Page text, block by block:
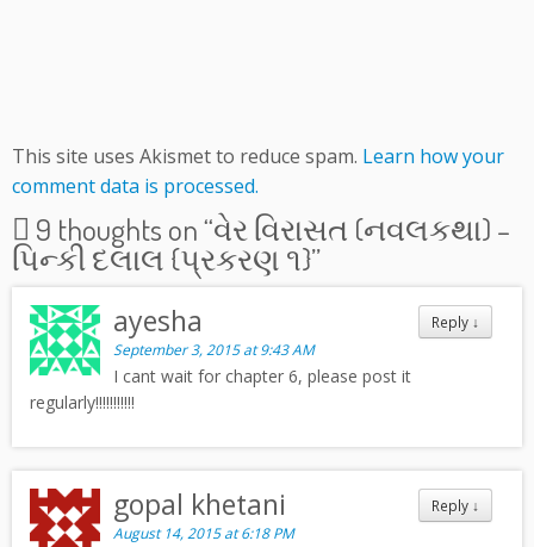
This site uses Akismet to reduce spam. Learn how your
comment data is processed.
9 thoughts on “વેર વિરાસત (નવલકથા) –
પિન્કી દલાલ {પ્રકરણ ૧}”
Reply ↓
ayesha
September 3, 2015 at 9:43 AM
I cant wait for chapter 6, please post it
regularly!!!!!!!!!!!
Reply ↓
gopal khetani
August 14, 2015 at 6:18 PM